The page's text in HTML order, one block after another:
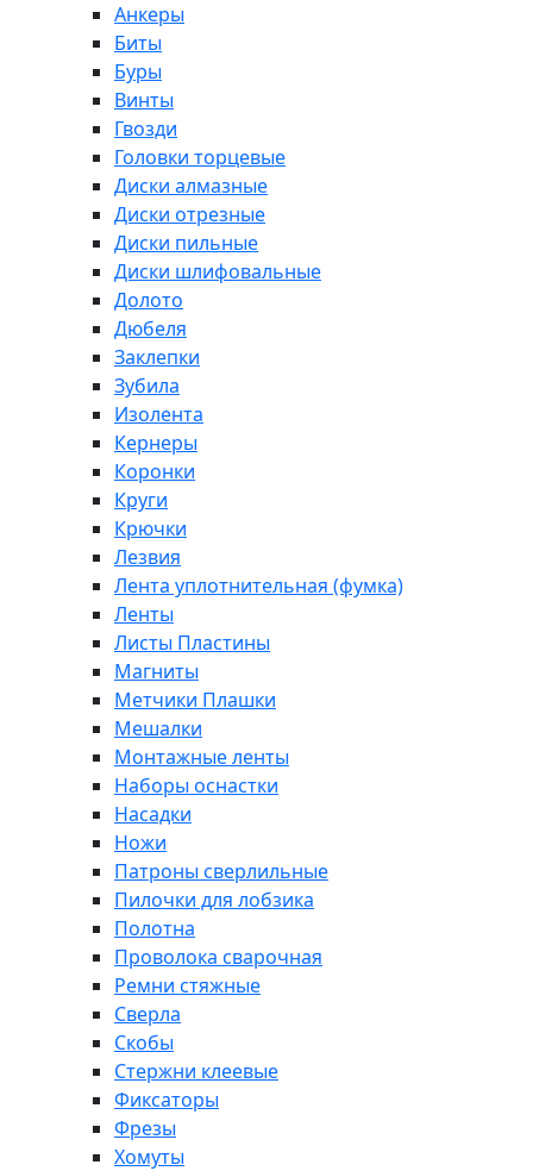
Анкеры
Биты
Буры
Винты
Гвозди
Головки торцевые
Диски алмазные
Диски отрезные
Диски пильные
Диски шлифовальные
Долото
Дюбеля
Заклепки
Зубила
Изолента
Кернеры
Коронки
Круги
Крючки
Лезвия
Лента уплотнительная (фумка)
Ленты
Листы Пластины
Магниты
Метчики Плашки
Мешалки
Монтажные ленты
Наборы оснастки
Насадки
Ножи
Патроны сверлильные
Пилочки для лобзика
Полотна
Проволока сварочная
Ремни стяжные
Сверла
Скобы
Стержни клеевые
Фиксаторы
Фрезы
Хомуты